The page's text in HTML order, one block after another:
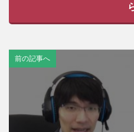
前の記事へ